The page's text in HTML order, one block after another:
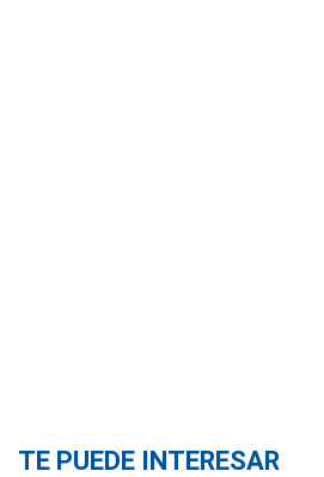
TE PUEDE INTERESAR